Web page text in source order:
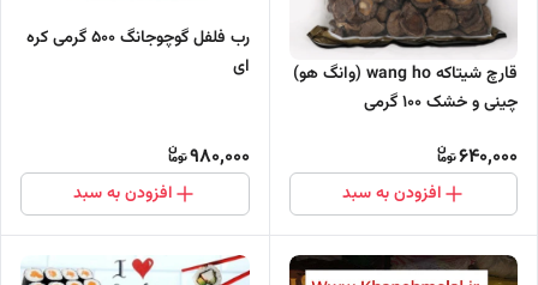
قارچ شیتاکه wang ho (وانگ هو)
چینی و خشک ۱۰۰ گرمی
640,000
افزودن به سبد
رب فلفل گوچوجانگ 500 گرمی کره
ای
980,000
افزودن به سبد